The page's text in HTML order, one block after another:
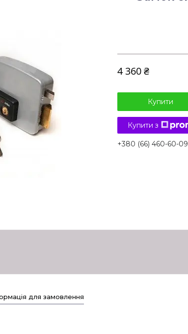
4 360 ₴
Купити
Купити з
+380 (66) 460-60-09
для замовлення